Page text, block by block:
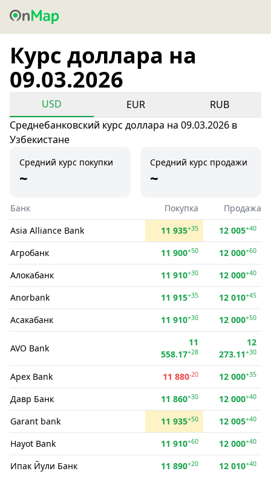
Курс доллара на
09.03.2026
USD EUR
RUB
Среднебанковский курс доллара на 09.03.2026 в
Узбекистане
Средний курс покупки
~
Средний курс продажи
~
Банк Покупка
Продажа
Asia Alliance Bank
11 935+35 12 005+40
Агробанк 11 900+50 12 000+60
Алокабанк 11 910+30 12 000+40
Anorbank 11 915+35 12 010+45
Асакабанк 11 910+30 12 000+50
AVO Bank
11
558.17+28
12
273.11+30
Apex Bank 11 880-20 12 000+35
Давр Банк 11 860+30 12 000+40
Garant bank 11 935+50 12 005+40
Hayot Bank 11 910+60 12 000+40
Ипак Йули Банк 11 890+20 12 010+40